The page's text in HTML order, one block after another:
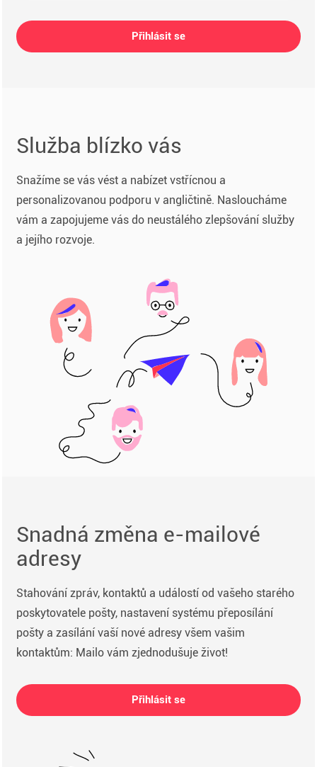
Přihlásit se
Služba blízko vás
Snažíme se vás vést a nabízet vstřícnou a
personalizovanou podporu v angličtině. Nasloucháme
vám a zapojujeme vás do neustálého zlepšování služby
a jejího rozvoje.
Snadná změna e-mailové
adresy
Stahování zpráv, kontaktů a událostí od vašeho starého
poskytovatele pošty, nastavení systému přeposílání
pošty a zasílání vaší nové adresy všem vašim
kontaktům: Mailo vám zjednodušuje život!
Přihlásit se